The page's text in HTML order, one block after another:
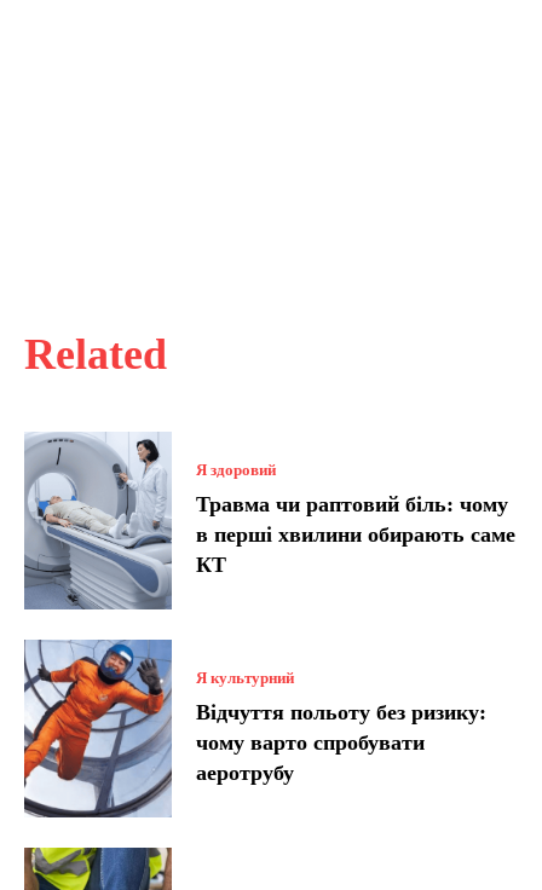
Related
Я здоровий
Травма чи раптовий біль: чому
в перші хвилини обирають саме
КТ
Я культурний
Відчуття польоту без ризику:
чому варто спробувати
аеротрубу